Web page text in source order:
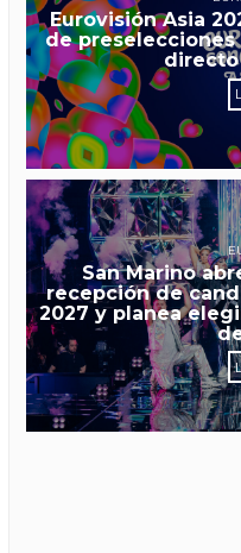
Eurovisión Asia
de
directo
San Marino
recepción de
2027 y planea